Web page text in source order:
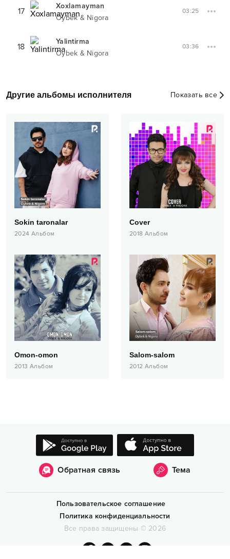
17
Xoxlamayman
Oybek & Nigora
03:25
18
Yalintirma
Oybek & Nigora
03:36
Другие альбомы исполнителя Показать все
Sokin taronalar
2024 Альбом
Cover
2018 Альбом
Omon-omon
2013 Альбом
Salom-salom
2012 Альбом
Обратная связь Тема
Пользовательское соглашение
Политика конфиденциальности
Все права защищены © 2026